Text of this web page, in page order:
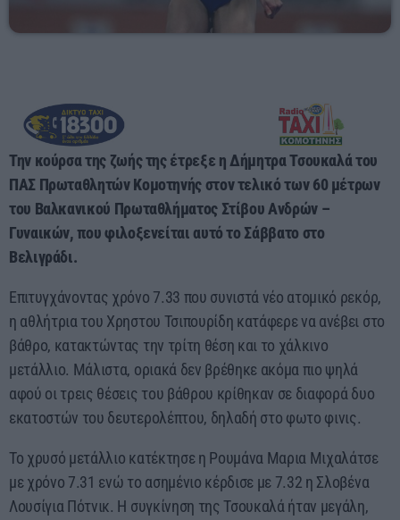
Την κούρσα της ζωής της έτρεξε η Δήμητρα Τσουκαλά του
ΠΑΣ Πρωταθλητών Κομοτηνής στον τελικό των 60 μέτρων
του Βαλκανικού Πρωταθλήματος Στίβου Ανδρών –
Γυναικών, που φιλοξενείται αυτό το Σάββατο στο
Βελιγράδι.
Επιτυγχάνοντας χρόνο 7.33 που συνιστά νέο ατομικό ρεκόρ,
η αθλήτρια του Χρηστου Τσιπουρίδη κατάφερε να ανέβει στο
βάθρο, κατακτώντας την τρίτη θέση και το χάλκινο
μετάλλιο. Μάλιστα, οριακά δεν βρέθηκε ακόμα πιο ψηλά
αφού οι τρεις θέσεις του βάθρου κρίθηκαν σε διαφορά δυο
εκατοστών του δευτερολέπτου, δηλαδή στο φωτο φινις.
Το χρυσό μετάλλιο κατέκτησε η Ρουμάνα Μαρια Μιχαλάτσε
με χρόνο 7.31 ενώ το ασημένιο κέρδισε με 7.32 η Σλοβένα
Λουσίγια Πότνικ. Η συγκίνηση της Τσουκαλά ήταν μεγάλη,